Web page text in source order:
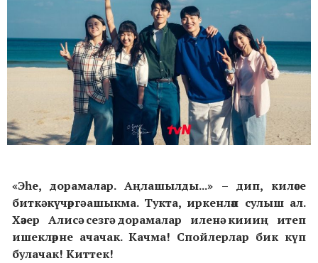
«Эһе, дорамалар. Аңлашылды...» – дип, киләсе
биткә күчәргә ашыкма. Тукта, иркенләп сулыш ал.
Хәзер Алисә сезгә дорамалар иленә киииң итеп
ишекләрне ачачак.Качма! Спойлерлар бик күп
булачак! Киттек!